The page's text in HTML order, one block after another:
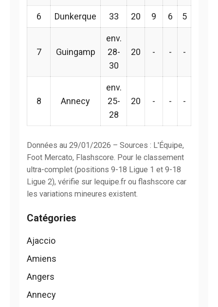
6 Dunkerque 33 20 9 6 5
7 Guingamp
env.
28-
30
20 - - -
8 Annecy
env.
25-
28
20 - - -
Données au 29/01/2026 – Sources : L'Équipe,
Foot Mercato, Flashscore. Pour le classement
ultra-complet (positions 9-18 Ligue 1 et 9-18
Ligue 2), vérifie sur lequipe.fr ou flashscore car
les variations mineures existent.
Catégories
Ajaccio
Amiens
Angers
Annecy